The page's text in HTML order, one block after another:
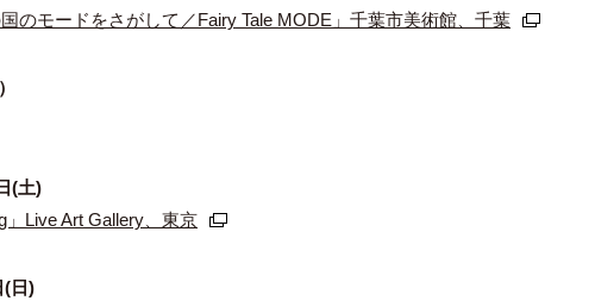
のモードをさがして／Fairy Tale MODE」千葉市美術館、千葉
(土)
Live Art Gallery、東京
(日)